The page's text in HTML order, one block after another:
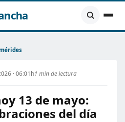
· 06:01h1 min de lectura
13 de mayo:
del día